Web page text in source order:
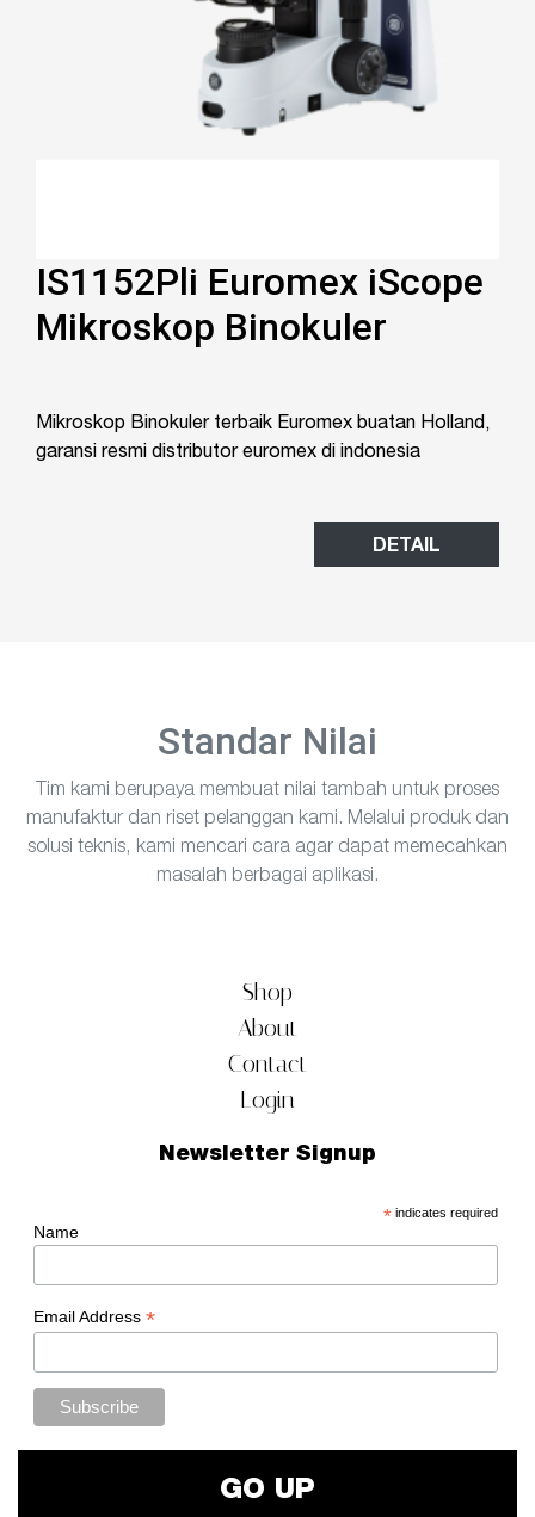
IS1152Pli Euromex iScope
Mikroskop Binokuler
Mikroskop Binokuler terbaik Euromex buatan Holland,
garansi resmi distributor euromex di indonesia
DETAIL
Standar Nilai
Tim kami berupaya membuat nilai tambah untuk proses
manufaktur dan riset pelanggan kami. Melalui produk dan
solusi teknis, kami mencari cara agar dapat memecahkan
masalah berbagai aplikasi.
Shop
About
Contact
Login
Newsletter Signup
*indicates required
Name
Email Address *
GO UP